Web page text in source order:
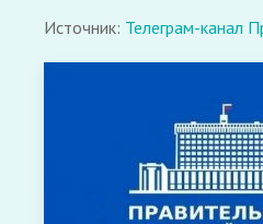
Источник: Телеграм-канал